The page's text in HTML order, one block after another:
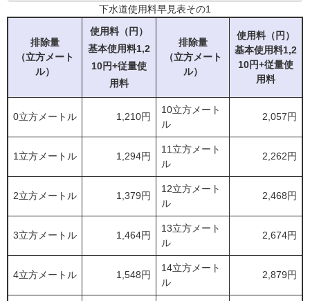
下水道使用料早見表その1
排除量
（立方メート
ル）
使用料（円）
基本使用料1,2
10円+従量使
用料
排除量
（立方メート
ル）
使用料 （円）
基本使用料1,2
10円+従量使
用料
0立方メートル 1,210円
10立方メート
ル
2,057円
1立方メートル 1,294円
11立方メート
ル
2,262円
2立方メートル 1,379円
12立方メート
ル
2,468円
3立方メートル 1,464円
13立方メート
ル
2,674円
4立方メートル 1,548円
14立方メート
ル
2,879円